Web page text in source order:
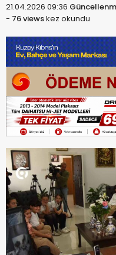
21.04.2026 09:36
- 76 viewskez okundu